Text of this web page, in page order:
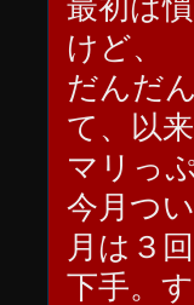
最初は
けど、
だんだ
て、以
マリっぷ
今月つ
月は３
下手。